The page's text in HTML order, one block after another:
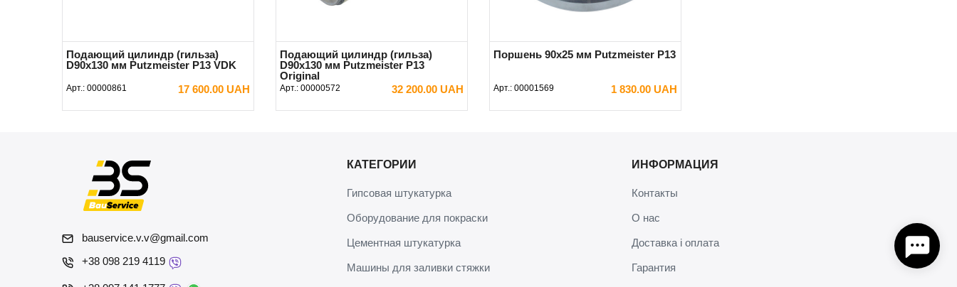
Подающий цилиндр (гильза)
D90x130 мм Putzmeister P13 VDK
Арт.: 00000861 17 600.00 UAH
В КОРЗИНУ
Подающий цилиндр (гильза)
D90x130 мм Putzmeister P13
Original
Арт.: 00000572 32 200.00 UAH
В КОРЗИНУ
Поршень 90х25 мм Putzmeister P13
Арт.: 00001569 1 830.00 UAH
В КОРЗИНУ
bauservice.v.v@gmail.com
+38 098 219 4119
КАТЕГОРИИ
Гипсовая штукатурка
Оборудование для покраски
Цементная штукатурка
Машины для заливки стяжки
ИНФОРМАЦИЯ
Контакты
О нас
Доставка і оплата
Гарантия